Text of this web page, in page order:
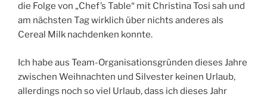
die Folge von „Chef’s Table“ mit Christina Tosi sah und
am nächsten Tag wirklich über nichts anderes als
Cereal Milk nachdenken konnte.
Ich habe aus Team-Organisationsgründen dieses Jahre
zwischen Weihnachten und Silvester keinen Urlaub,
allerdings noch so viel Urlaub, dass ich dieses Jahr